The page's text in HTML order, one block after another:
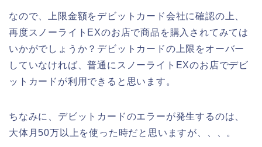
なので、上限金額をデビットカード会社に確認の上、
再度スノーライトEXのお店で商品を購入されてみては
いかがでしょうか？デビットカードの上限をオーバー
していなければ、普通にスノーライトEXのお店でデビ
ットカードが利用できると思います。
ちなみに、デビットカードのエラーが発生するのは、
大体月50万以上を使った時だと思いますが、、、。